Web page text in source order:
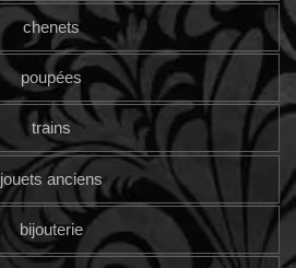
chenets
poupées
trains
jouets anciens
bijouterie